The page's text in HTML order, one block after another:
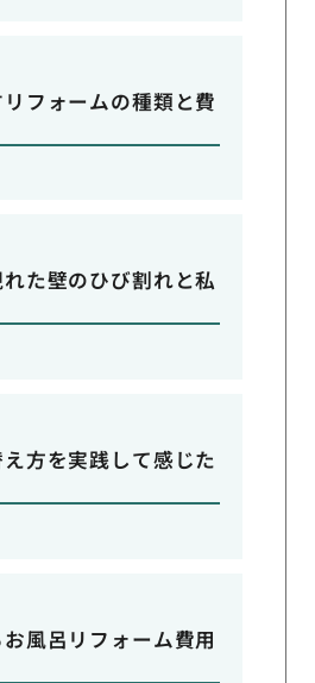
フォームの種類と費
た壁のひび割れと私
方を実践して感じた
風呂リフォーム費用